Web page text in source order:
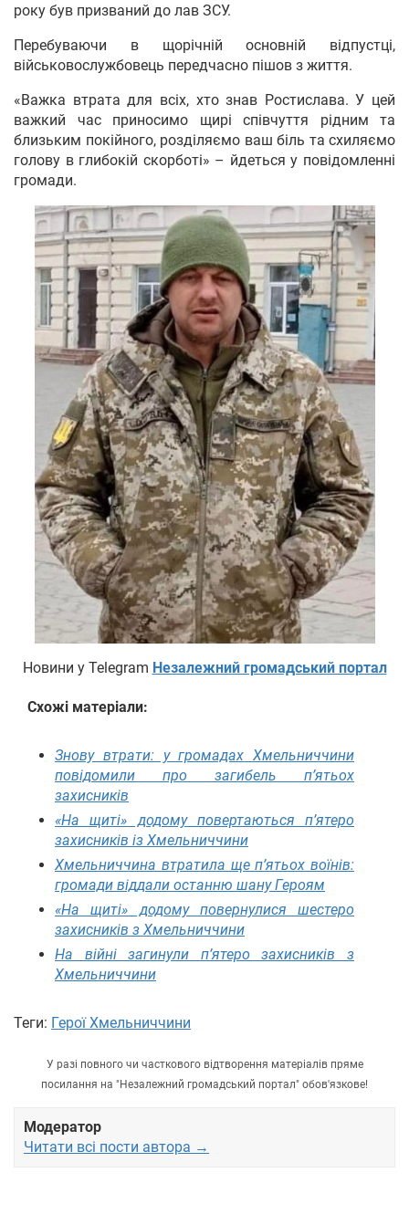
року був призваний до лав ЗСУ.
Перебуваючи в щорічній основній відпустці,
військовослужбовець передчасно пішов з життя.
«Важка втрата для всіх, хто знав Ростислава. У цей
важкий час приносимо щирі співчуття рідним та
близьким покійного, розділяємо ваш біль та схиляємо
голову в глибокій скорботі» – йдеться у повідомленні
громади.
Новини у Telegram Незалежний громадський портал
Схожі матеріали:
Знову втрати: у громадах Хмельниччини
повідомили про загибель п’ятьох
захисників
«На щиті» додому повертаються п’ятеро
захисників із Хмельниччини
Хмельниччина втратила ще п’ятьох воїнів:
громади віддали останню шану Героям
«На щиті» додому повернулися шестеро
захисників з Хмельниччини
На війні загинули п’ятеро захисників з
Хмельниччини
Теги: Герої Хмельниччини
У разі повного чи часткового відтворення матеріалів пряме
посилання на "Незалежний громадський портал" обов'язкове!
Модератор
Читати всі пости автора →